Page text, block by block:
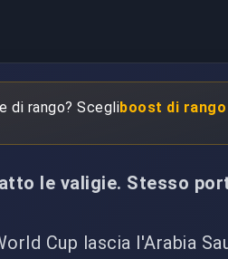
di rango? Scegliboost di
le valigie. Stesso
Cup lascia l'Arabia